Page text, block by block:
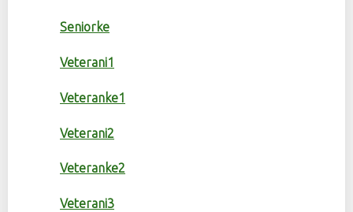
Seniorke
Veterani1
Veteranke1
Veterani2
Veteranke2
Veterani3